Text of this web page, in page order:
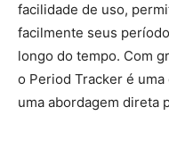
facilidade de uso,
facilmente seus
longo do tempo. Com
o Period Tracker é
uma abordagem direta